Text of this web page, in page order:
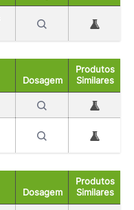
Dosagem
Produtos
Similares
Dosagem
Produtos
Similares